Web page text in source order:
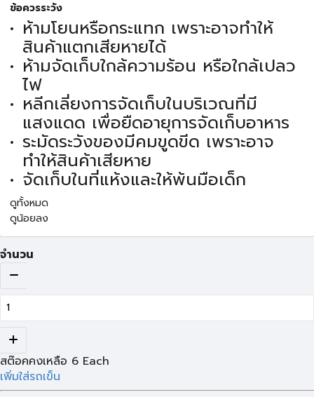
ข้อควรระวัง
ห้ามโยนหรือกระแทก เพราะอาจทำให้
สินค้าแตกเสียหายได้
ห้ามจัดเก็บใกล้ความร้อน หรือใกล้เปลว
ไฟ
หลีกเลี่ยงการจัดเก็บในบริเวณที่มี
แสงแดด เพื่อยืดอายุการจัดเก็บอาหาร
ระมัดระวังของมีคมขูดขีด เพราะอาจ
ทำให้สินค้าเสียหาย
จัดเก็บในที่แห้งและให้พ้นมือเด็ก
ดูทั้งหมด
ดูน้อยลง
จำนวน
สต๊อคคงเหลือ 6 Each
เพิ่มใส่รถเข็น